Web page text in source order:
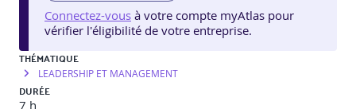
Connectez-vous à votre compte myAtlas pour
vérifier l'éligibilité de votre entreprise.
THÉMATIQUE
LEADERSHIP ET MANAGEMENT
DURÉE
7 h